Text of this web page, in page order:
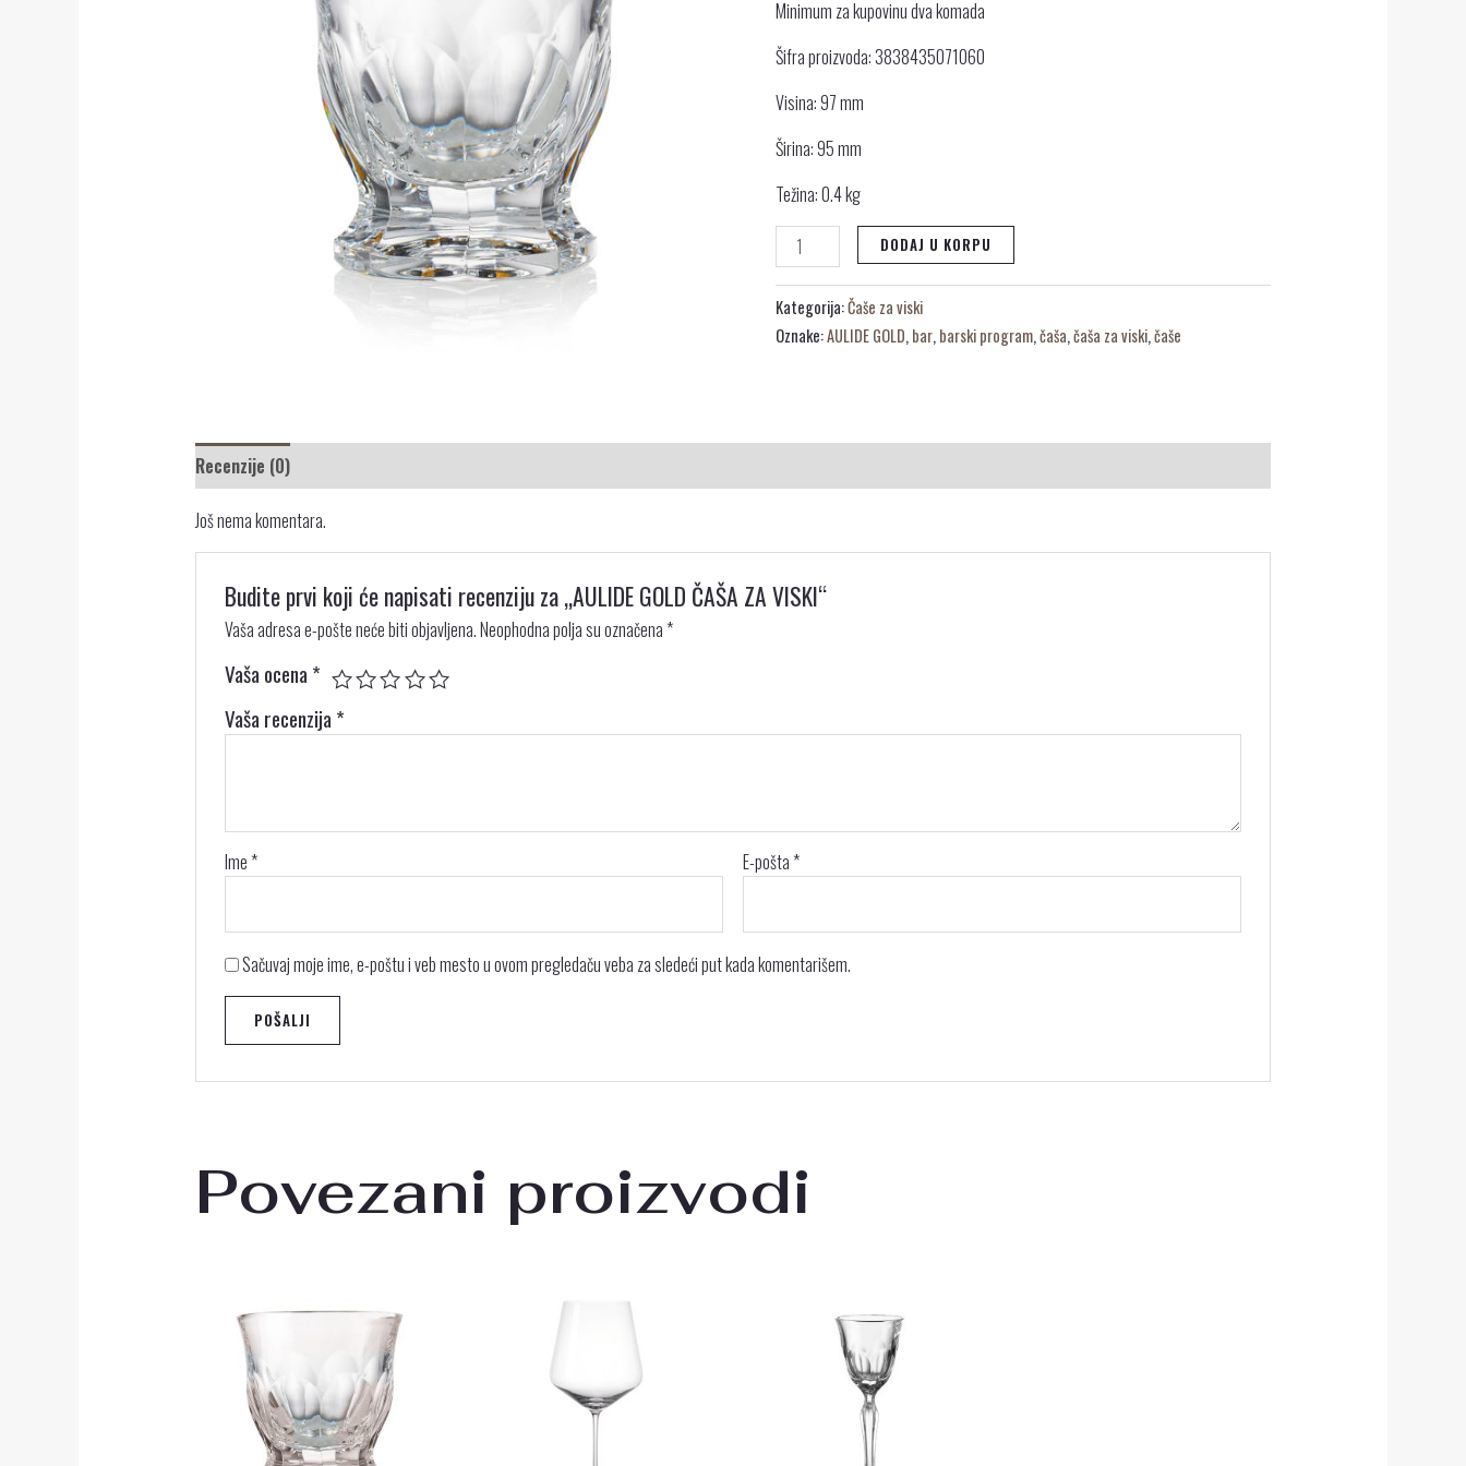
Minimum za kupovinu dva komada
Šifra proizvoda: 3838435071060
Visina: 97 mm
Širina: 95 mm
Težina: 0.4 kg
DODAJ U KORPU
Kategorija:Čaše za viski
Oznake:AULIDE GOLD,bar,barski program,čaša,čaša za viski,čaše
Recenzije (0)
Još nema komentara.
Budite prvi koji će napisati recenziju za „AULIDE GOLD ČAŠA ZA VISKI“
Vaša adresa e-pošte neće biti objavljena.Neophodna polja su označena *
Vaša ocena*
Vaša recenzija*
Ime * E-pošta *
Sačuvaj moje ime, e-poštu i veb mesto u ovom pregledaču veba za sledeći put kada komentarišem.
Povezani proizvodi